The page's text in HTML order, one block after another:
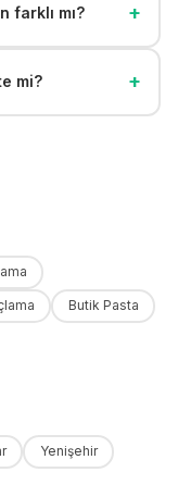
farklı mı? +
mi? +
Butik Pasta
Yenişehir